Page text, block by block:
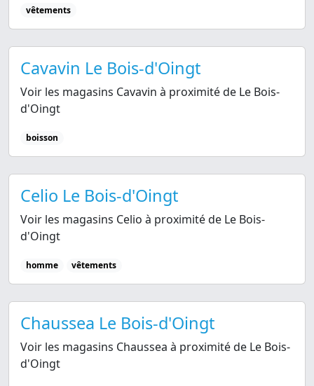
vêtements
Cavavin Le Bois-d'Oingt
Voir les magasins Cavavin à proximité de Le Bois-
d'Oingt
boisson
Celio Le Bois-d'Oingt
Voir les magasins Celio à proximité de Le Bois-
d'Oingt
homme vêtements
Chaussea Le Bois-d'Oingt
Voir les magasins Chaussea à proximité de Le Bois-
d'Oingt